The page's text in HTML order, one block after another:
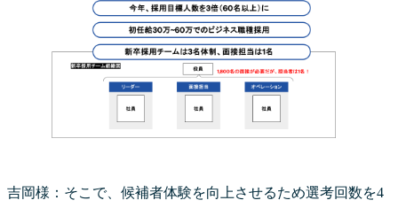
吉岡様：そこで、候補者体験を向上させるため選考回数を4